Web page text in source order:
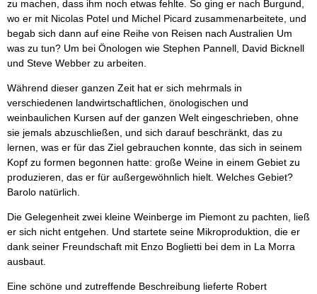
zu machen, dass ihm noch etwas fehlte. So ging er nach Burgund,
wo er mit Nicolas Potel und Michel Picard zusammenarbeitete, und
begab sich dann auf eine Reihe von Reisen nach Australien Um
was zu tun? Um bei Önologen wie Stephen Pannell, David Bicknell
und Steve Webber zu arbeiten.
Während dieser ganzen Zeit hat er sich mehrmals in
verschiedenen landwirtschaftlichen, önologischen und
weinbaulichen Kursen auf der ganzen Welt eingeschrieben, ohne
sie jemals abzuschließen, und sich darauf beschränkt, das zu
lernen, was er für das Ziel gebrauchen konnte, das sich in seinem
Kopf zu formen begonnen hatte: große Weine in einem Gebiet zu
produzieren, das er für außergewöhnlich hielt. Welches Gebiet?
Barolo natürlich.
Die Gelegenheit zwei kleine Weinberge im Piemont zu pachten, ließ
er sich nicht entgehen. Und startete seine Mikroproduktion, die er
dank seiner Freundschaft mit Enzo Boglietti bei dem in La Morra
ausbaut.
Eine schöne und zutreffende Beschreibung lieferte Robert